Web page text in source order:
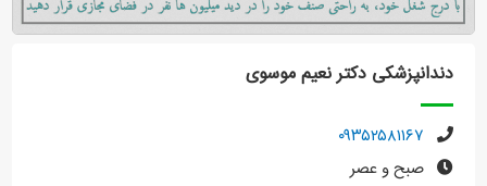
تعرفه ها
راهنما
ورود یا عضویت
دندانپزشکی دکتر نعیم موسوی
۰۹۳۵۲۵۸۱۱۶۷
صبح و عصر